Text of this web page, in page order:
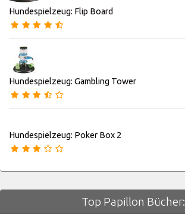
Hundespielzeug: Flip Board
Hundespielzeug: Gambling Tower
Hundespielzeug: Poker Box 2
Top Papillon Bücher: